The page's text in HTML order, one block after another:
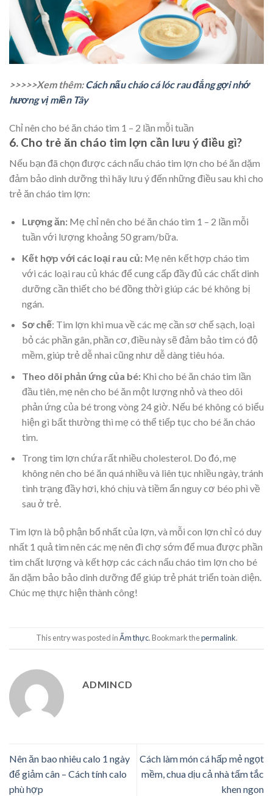
>>>>>Xem thêm:Cách nấu cháo cá lóc rau đắng gợi nhớ
hương vị miền Tây
Chỉ nên cho bé ăn cháo tim 1 – 2 lần mỗi tuần
6. Cho trẻ ăn cháo tim lợn cần lưu ý điều gì?
Nếu bạn đã chọn được cách nấu cháo tim lợn cho bé ăn dặm
đảm bảo dinh dưỡng thì hãy lưu ý đến những điều sau khi cho
trẻ ăn cháo tim lợn:
Lượng ăn: Mẹ chỉ nên cho bé ăn cháo tim 1 – 2 lần mỗi
tuần với lượng khoảng 50 gram/bữa.
Kết hợp với các loại rau củ:Mẹ nên kết hợp cháo tim
với các loại rau củ khác để cung cấp đầy đủ các chất dinh
dưỡng cần thiết cho bé đồng thời giúp các bé không bị
ngán.
Sơ chế: Tim lợn khi mua về các mẹ cần sơ chế sạch, loại
bỏ các phần gân, phần cơ, điều này sẽ đảm bảo tim có độ
mềm, giúp trẻ dễ nhai cũng như dễ dàng tiêu hóa.
Theo dõi phản ứng của bé:Khi cho bé ăn cháo tim lần
đầu tiên, mẹ nên cho bé ăn một lượng nhỏ và theo dõi
phản ứng của bé trong vòng 24 giờ. Nếu bé không có biểu
hiện gì bất thường thì mẹ có thể tiếp tục cho bé ăn cháo
tim.
Trong tim lợn chứa rất nhiều cholesterol. Do đó, mẹ
không nên cho bé ăn quá nhiều và liên tục nhiều ngày, tránh
tình trạng đầy hơi, khó chịu và tiềm ẩn nguy cơ béo phì về
sau ở trẻ.
Tim lợn là bộ phận bổ nhất của lợn, và mỗi con lợn chỉ có duy
nhất 1 quả tim nên các mẹ nên đi chợ sớm để mua được phần
tim chất lượng và kết hợp các cách nấu cháo tim lợn cho bé
ăn dặm bảo bảo dinh dưỡng để giúp trẻ phát triển toàn diện.
Chúc mẹ thực hiện thành công!
This entry was posted inẨm thực. Bookmark thepermalink.
ADMINCD
Nên ăn bao nhiêu calo 1 ngày
để giảm cân – Cách tính calo
phù hợp
Cách làm món cá hấp mẻ ngọt
mềm, chua dịu cả nhà tấm tắc
khen ngon